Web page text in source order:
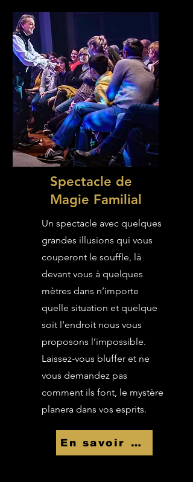
Spectacle de
Magie Familial
Un spectacle avec quelques
grandes illusions qui vous
couperont le souffle, là
devant vous à quelques
mètres dans n’importe
quelle situation et quelque
soit l’endroit nous vous
proposons l’impossible.
Laissez-vous bluffer et ne
vous demandez pas
comment ils font, le mystère
planera dans vos esprits.
En savoir Plus